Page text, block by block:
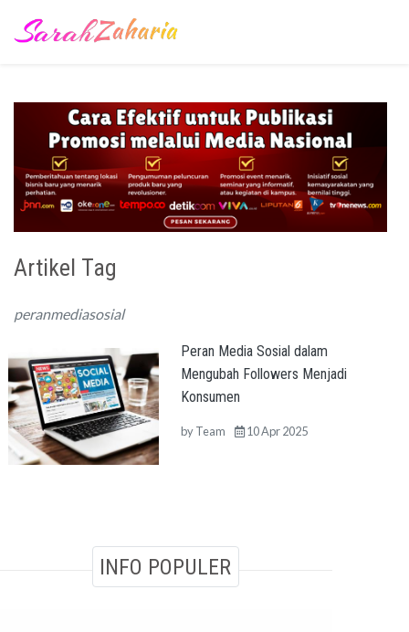
Artikel Tag
peranmediasosial
Peran Media Sosial dalam
Mengubah Followers Menjadi
Konsumen
byTeam 10 Apr 2025
INFO POPULER